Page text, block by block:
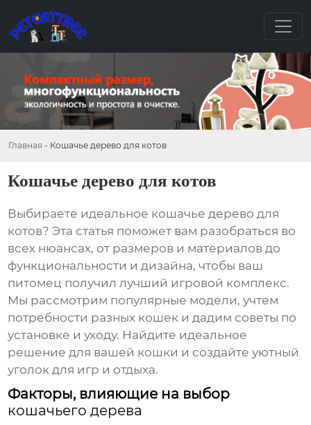
Главная - Кошачье дерево для котов
Кошачье дерево для котов
Выбираете идеальное кошачье дерево для
котов? Эта статья поможет вам разобраться во
всех нюансах, от размеров и материалов до
функциональности и дизайна, чтобы ваш
питомец получил лучший игровой комплекс.
Мы рассмотрим популярные модели, учтем
потребности разных кошек и дадим советы по
установке и уходу. Найдите идеальное
решение для вашей кошки и создайте уютный
уголок для игр и отдыха.
Факторы, влияющие на выбор
кошачьего дерева